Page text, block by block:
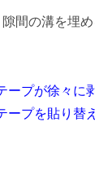
間の溝を埋
ープが徐々に
ープを貼り替